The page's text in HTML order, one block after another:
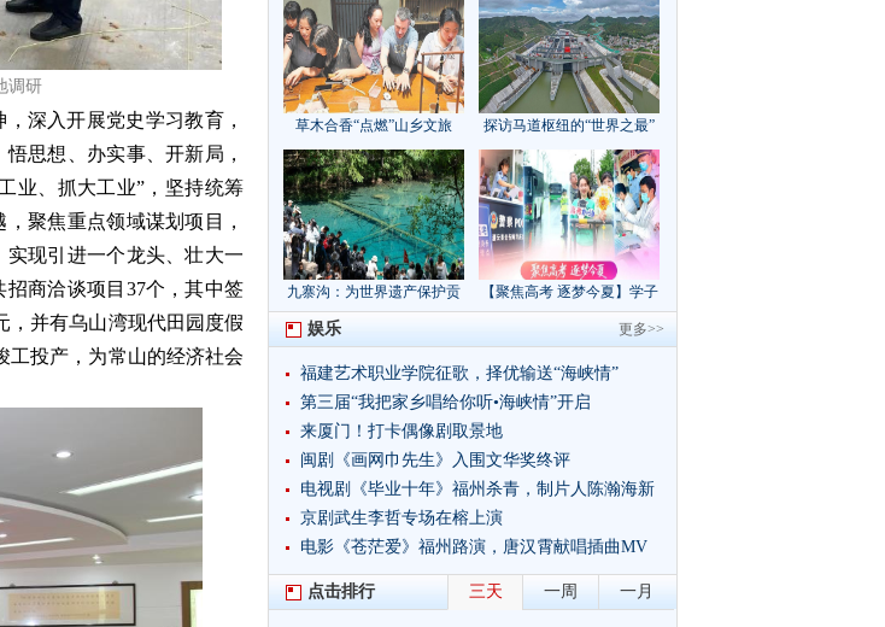
调研
深入开展党史学习教育，
思想、办实事、开新局，
业、抓大工业”，坚持统筹
聚焦重点领域谋划项目，
现引进一个龙头、壮大一
商洽谈项目37个，其中签
，并有乌山湾现代田园度假
工投产，为常山的经济社会
草木合香“点燃”山乡文旅 探访马道枢纽的“世界之最”
九寨沟：为世界遗产保护贡
献“中国方案”｜美丽中国行
【聚焦高考 逐梦今夏】学子
执笔追梦，各方同心护航
更多>>
娱乐
福建艺术职业学院征歌，择优输送“海峡情”
​第三届“我把家乡唱给你听•海峡情”开启
来厦门！打卡偶像剧取景地
闽剧《画网巾先生》入围文华奖终评
​电视剧《毕业十年》福州杀青，制片人陈瀚海新
突破
京剧武生李哲专场在榕上演
​电影《苍茫爱》福州路演，唐汉霄献唱插曲MV
点击排行 三天 一周 一月